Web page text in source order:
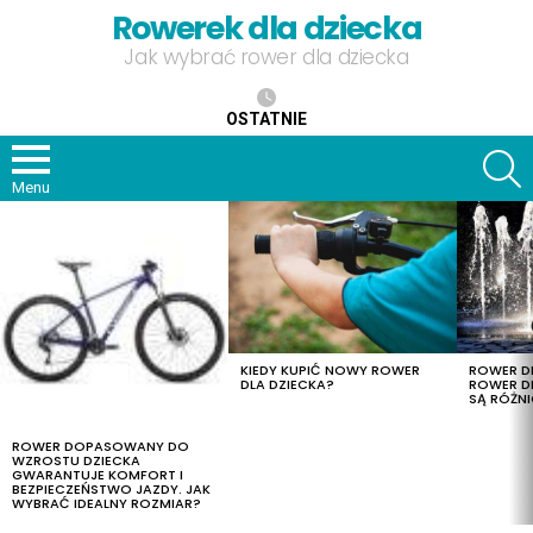
Rowerek dla dziecka
Jak wybrać rower dla dziecka
OSTATNIE
Menu
ROWER DOPASOWANY DO
WZROSTU DZIECKA
GWARANTUJE KOMFORT I
BEZPIECZEŃSTWO JAZDY. JAK
WYBRAĆ IDEALNY ROZMIAR?
KIEDY KUPIĆ NOWY ROWER
DLA DZIECKA?
ROWER
ROWER
SĄ